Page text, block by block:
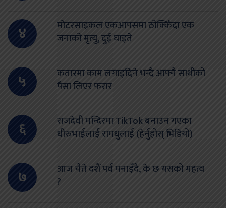
४
मोटरसाइकल एकआपसमा ठोक्किँदा एक
जनाको मृत्यु, दुई घाइते
५
कतारमा काम लगाइदिने भन्दै आफ्नै साथीको
पैसा लिएर फरार
६
राजदेवी मन्दिरमा TikTok बनाउन गएका
धीरुभाईलाई रामधुलाई (हेर्नुहोस् भिडियो)
७
आज चैते दशैं पर्व मनाइँदै, के छ यसको महत्व
?